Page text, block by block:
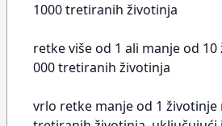
1000 tretiranih životinja
retke više od 1 ali manje od
000 tretiranih životinja
vrlo retke manje od 1 životinje